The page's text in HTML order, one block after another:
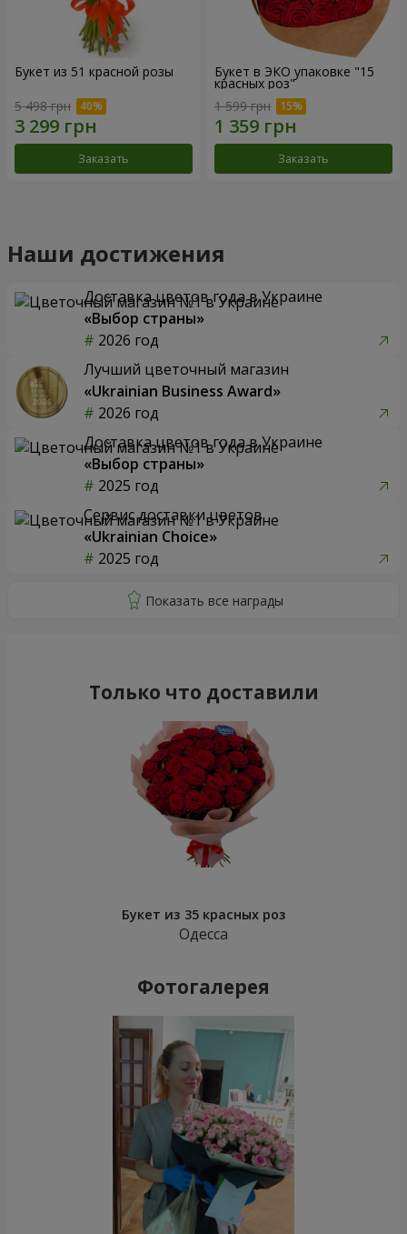
Букет из 51 красной розы
5 498 грн
Заказать
Букет в ЭКО упаковке "15
красных роз"
1 599 грн
Заказать
Наши достижения
Доставка цветов года в Украине
«Выбор страны»
2026 год
Лучший цветочный магазин
«Ukrainian Business Award»
2026 год
Доставка цветов года в Украине
«Выбор страны»
2025 год
Сервис доставки цветов
«Ukrainian Choice»
2025 год
Только что доставили
Букет из 35 красных роз
Одесса
Фотогалерея